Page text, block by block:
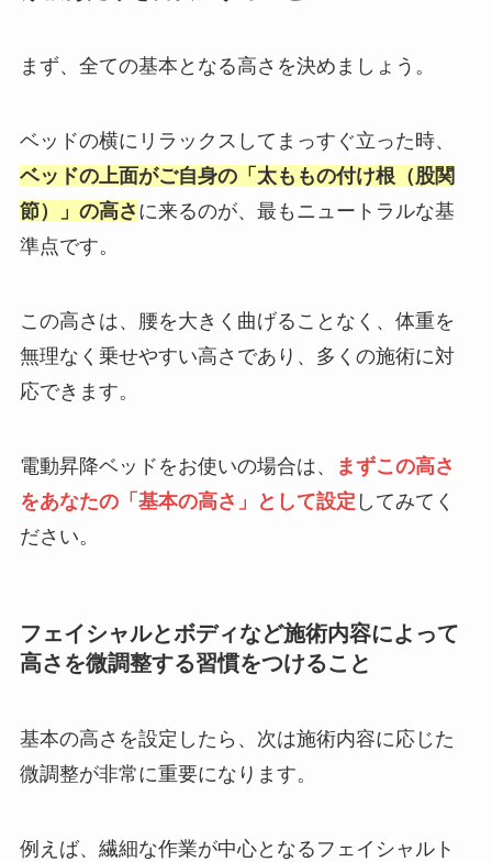
まず、全ての基本となる高さを決めましょう。
ベッドの横にリラックスしてまっすぐ立った時、
ベッドの上面がご自身の「太ももの付け根（股関
節）」の高さ に来るのが、最もニュートラルな基
準点です。
この高さは、腰を大きく曲げることなく、体重を
無理なく乗せやすい高さであり、多くの施術に対
応できます。
電動昇降ベッドをお使いの場合は、
まずこの高さ
をあなたの「基本の高さ」として設定 してみてく
ださい。
フェイシャルとボディなど施術内容によって
高さを微調整する習慣をつけること
基本の高さを設定したら、次は施術内容に応じた
微調整が非常に重要になります。
例えば、繊細な作業が中心となるフェイシャルト